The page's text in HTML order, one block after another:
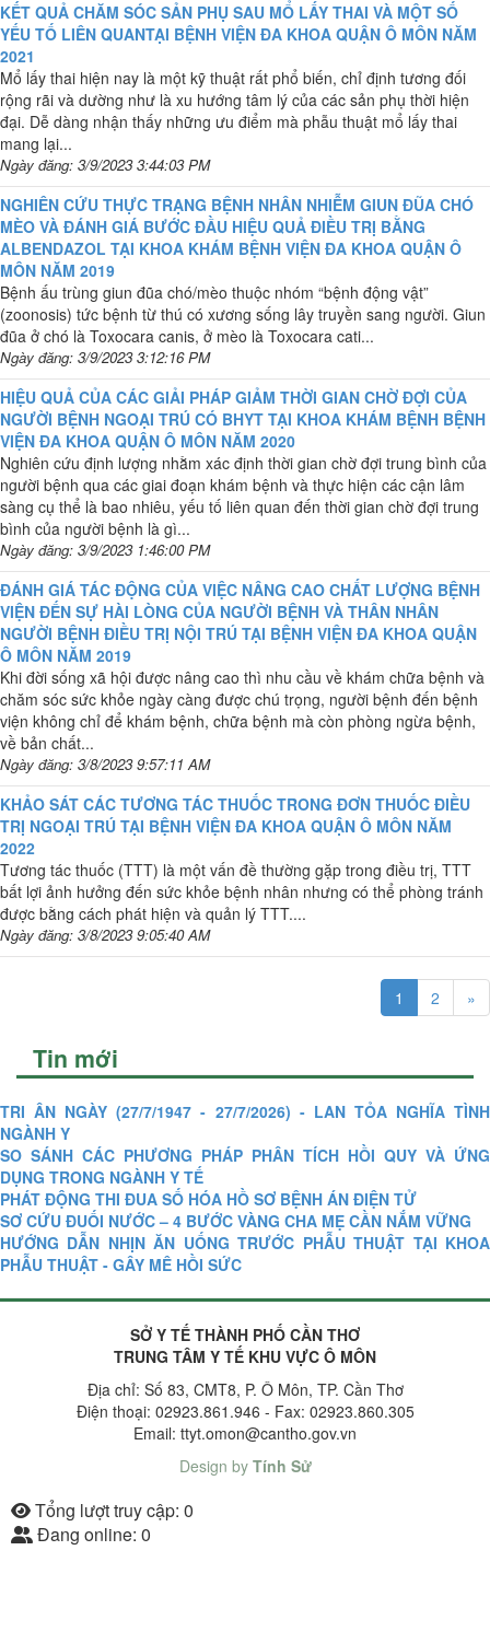
KẾT QUẢ CHĂM SÓC SẢN PHỤ SAU MỔ LẤY THAI VÀ MỘT SỐ
YẾU TỐ LIÊN QUANTẠI BỆNH VIỆN ĐA KHOA QUẬN Ô MÔN NĂM
2021
Mổ lấy thai hiện nay là một kỹ thuật rất phổ biến, chỉ định tương đối
rộng rãi và dường như là xu hướng tâm lý của các sản phụ thời hiện
đại. Dễ dàng nhận thấy những ưu điểm mà phẫu thuật mổ lấy thai
mang lại...
Ngày đăng: 3/9/2023 3:44:03 PM
NGHIÊN CỨU THỰC TRẠNG BỆNH NHÂN NHIỄM GIUN ĐŨA CHÓ
MÈO VÀ ĐÁNH GIÁ BƯỚC ĐẦU HIỆU QUẢ ĐIỀU TRỊ BẰNG
ALBENDAZOL TẠI KHOA KHÁM BỆNH VIỆN ĐA KHOA QUẬN Ô
MÔN NĂM 2019
Bệnh ấu trùng giun đũa chó/mèo thuộc nhóm “bệnh động vật”
(zoonosis) tức bệnh từ thú có xương sống lây truyền sang người. Giun
đũa ở chó là Toxocara canis, ở mèo là Toxocara cati...
Ngày đăng: 3/9/2023 3:12:16 PM
HIỆU QUẢ CỦA CÁC GIẢI PHÁP GIẢM THỜI GIAN CHỜ ĐỢI CỦA
NGƯỜI BỆNH NGOẠI TRÚ CÓ BHYT TẠI KHOA KHÁM BỆNH BỆNH
VIỆN ĐA KHOA QUẬN Ô MÔN NĂM 2020
Nghiên cứu định lượng nhằm xác định thời gian chờ đợi trung bình của
người bệnh qua các giai đoạn khám bệnh và thực hiện các cận lâm
sàng cụ thể là bao nhiêu, yếu tố liên quan đến thời gian chờ đợi trung
bình của người bệnh là gì...
Ngày đăng: 3/9/2023 1:46:00 PM
ĐÁNH GIÁ TÁC ĐỘNG CỦA VIỆC NÂNG CAO CHẤT LƯỢNG BỆNH
VIỆN ĐẾN SỰ HÀI LÒNG CỦA NGƯỜI BỆNH VÀ THÂN NHÂN
NGƯỜI BỆNH ĐIỀU TRỊ NỘI TRÚ TẠI BỆNH VIỆN ĐA KHOA QUẬN
Ô MÔN NĂM 2019
Khi đời sống xã hội được nâng cao thì nhu cầu về khám chữa bệnh và
chăm sóc sức khỏe ngày càng được chú trọng, người bệnh đến bệnh
viện không chỉ để khám bệnh, chữa bệnh mà còn phòng ngừa bệnh,
về bản chất...
Ngày đăng: 3/8/2023 9:57:11 AM
KHẢO SÁT CÁC TƯƠNG TÁC THUỐC TRONG ĐƠN THUỐC ĐIỀU
TRỊ NGOẠI TRÚ TẠI BỆNH VIỆN ĐA KHOA QUẬN Ô MÔN NĂM
2022
Tương tác thuốc (TTT) là một vấn đề thường gặp trong điều trị, TTT
bất lợi ảnh hưởng đến sức khỏe bệnh nhân nhưng có thể phòng tránh
được bằng cách phát hiện và quản lý TTT....
Ngày đăng: 3/8/2023 9:05:40 AM
1 2 »
Tin mới
TRI ÂN NGÀY (27/7/1947 - 27/7/2026) - LAN TỎA NGHĨA TÌNH
NGÀNH Y
SO SÁNH CÁC PHƯƠNG PHÁP PHÂN TÍCH HỒI QUY VÀ ỨNG
DỤNG TRONG NGÀNH Y TẾ
PHÁT ĐỘNG THI ĐUA SỐ HÓA HỒ SƠ BỆNH ÁN ĐIỆN TỬ
SƠ CỨU ĐUỐI NƯỚC – 4 BƯỚC VÀNG CHA MẸ CẦN NẮM VỮNG
HƯỚNG DẪN NHỊN ĂN UỐNG TRƯỚC PHẪU THUẬT TẠI KHOA
PHẪU THUẬT - GÂY MÊ HỒI SỨC
SỞ Y TẾ THÀNH PHỐ CẦN THƠ
TRUNG TÂM Y TẾ KHU VỰC Ô MÔN
Địa chỉ: Số 83, CMT8, P. Ô Môn, TP. Cần Thơ
Điện thoại: 02923.861.946 - Fax: 02923.860.305
Email: ttyt.omon@cantho.gov.vn
Design by Tính Sử
Tổng lượt truy cập: 0
Đang online: 0